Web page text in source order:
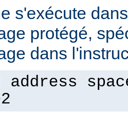
s'exécute
protégé,
dans
address